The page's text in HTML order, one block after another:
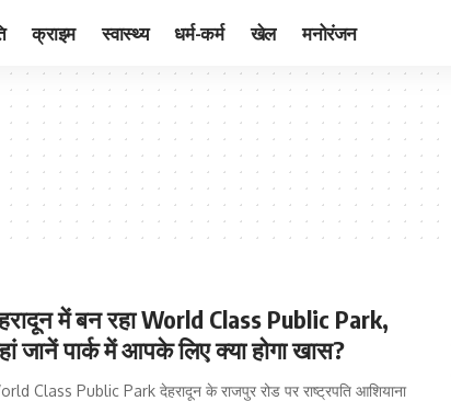
क्राइम स्वास्थ्य धर्म-कर्म खेल मनोरंजन
में बन रहा World Class Public Park,
जानें पार्क में आपके लिए क्‍या होगा खास?
Class Public Park देहरादून के राजपुर रोड पर राष्ट्रपति आशियाना